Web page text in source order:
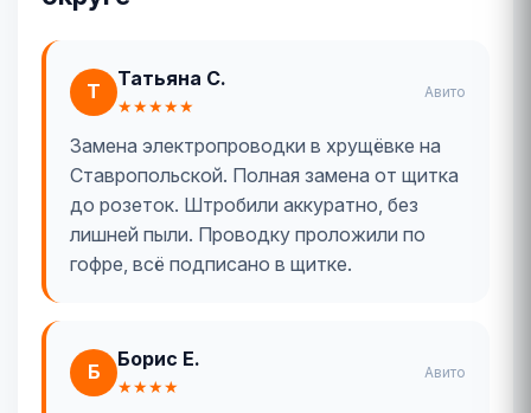
Т
Татьяна С.
★★★★★
Авито
Замена электропроводки в хрущёвке на
Ставропольской. Полная замена от щитка
до розеток. Штробили аккуратно, без
лишней пыли. Проводку проложили по
гофре, всё подписано в щитке.
Б
Борис Е.
★★★★
Авито